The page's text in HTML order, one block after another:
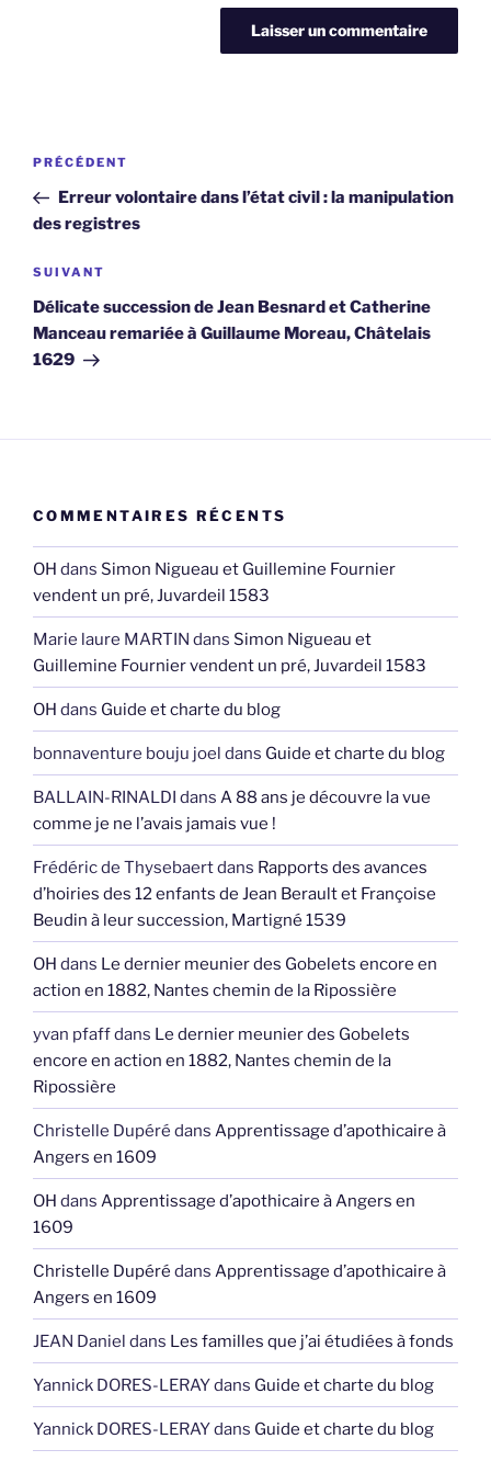
Navigation
l’article
Article
précédent
PRÉCÉDENT
Erreur volontaire dans l’état civil : la manipulation
des registres
Article
suivant
SUIVANT
Délicate succession de Jean Besnard et Catherine
Manceau remariée à Guillaume Moreau, Châtelais
1629
COMMENTAIRES RÉCENTS
OH dans Simon Nigueau et Guillemine Fournier
vendent un pré, Juvardeil 1583
Marie laure MARTIN dans Simon Nigueau et
Guillemine Fournier vendent un pré, Juvardeil 1583
OH dans Guide et charte du blog
bonnaventure bouju joel dans Guide et charte du blog
BALLAIN-RINALDI dans A 88 ans je découvre la vue
comme je ne l’avais jamais vue !
Frédéric de Thysebaertdans Rapports des avances
d’hoiries des 12 enfants de Jean Berault et Françoise
Beudin à leur succession, Martigné 1539
OH dans Le dernier meunier des Gobelets encore en
action en 1882, Nantes chemin de la Ripossière
yvan pfaffdans Le dernier meunier des Gobelets
encore en action en 1882, Nantes chemin de la
Ripossière
Christelle Dupéré dans Apprentissage d’apothicaire à
Angers en 1609
OH dans Apprentissage d’apothicaire à Angers en
1609
Christelle Dupéré dans Apprentissage d’apothicaire à
Angers en 1609
JEAN Daniel dans Les familles que j’ai étudiées à fonds
Yannick DORES-LERAYdans Guide et charte du blog
Yannick DORES-LERAYdans Guide et charte du blog